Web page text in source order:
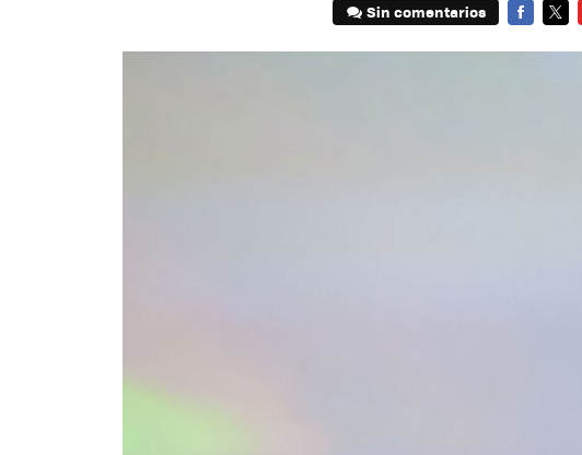
Sin comentarios